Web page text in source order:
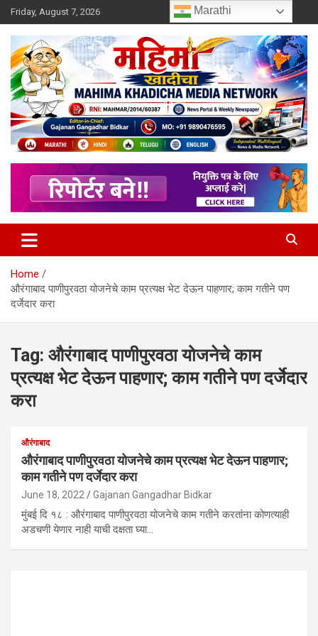
Skip
to
content
Friday, August 7, 2026
Mahimakhadicha
Home
औरंगाबाद पाणीपुरवठा योजनेचे काम प्रत्यक्ष भेट देऊन पाहणार; काम गतीने पण
दर्जेदार करा
Tag: औरंगाबाद पाणीपुरवठा योजनेचे काम
प्रत्यक्ष भेट देऊन पाहणार; काम गतीने पण दर्जेदार
करा
औरंगाबाद
औरंगाबाद पाणीपुरवठा योजनेचे काम प्रत्यक्ष भेट देऊन पाहणार;
काम गतीने पण दर्जेदार करा
June 18, 2022 Gajanan Gangadhar Bidkar
मुंबई दि १८ : औरंगाबाद पाणीपुरवठा योजनेचे काम गतीने करतांना कोणत्याही
अडचणी येणार नाही याची दक्षता घ्या…
Marathi